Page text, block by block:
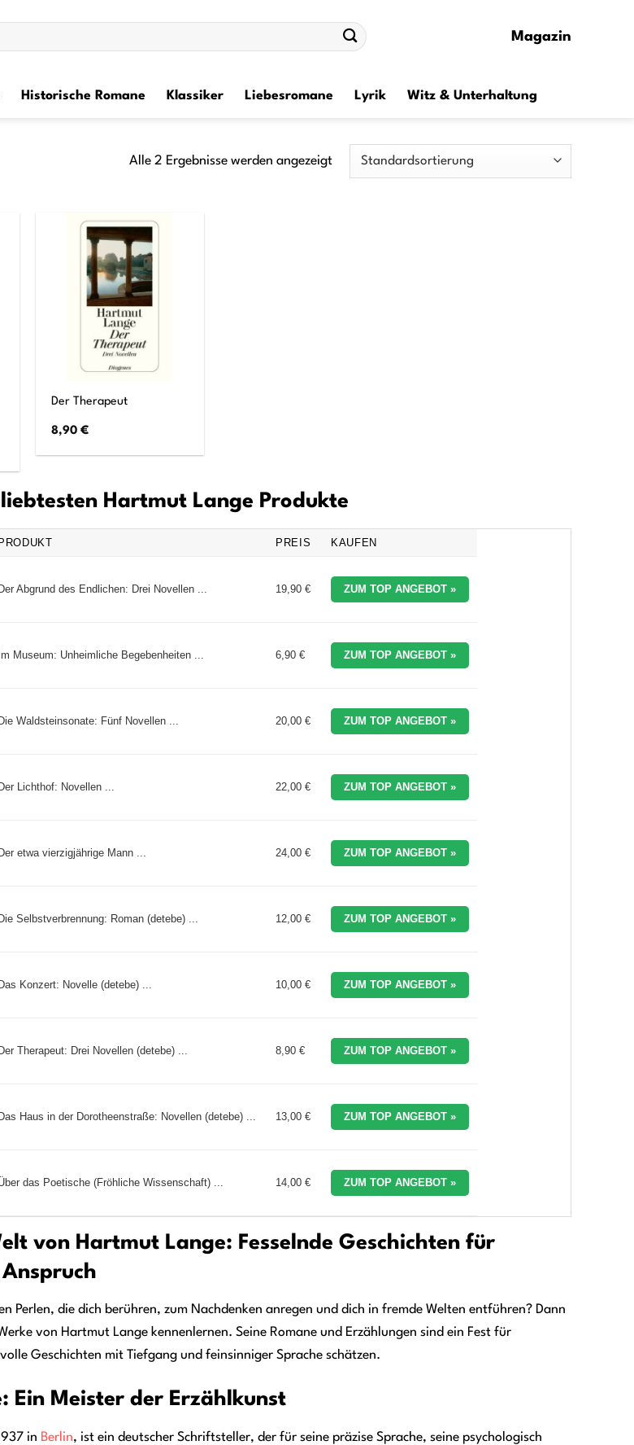
Magazin
Historische Romane Klassiker Liebesromane Lyrik Witz & Unterhaltung
Alle 2 Ergebnisse werden angezeigt
Der Therapeut
8,90€
Hartmut Lange Produkte
PREIS KAUFEN
Abgrund des Endlichen: Drei Novellen ... 19,90 € ZUM TOP ANGEBOT »
Museum: Unheimliche Begebenheiten ... 6,90 € ZUM TOP ANGEBOT »
Waldsteinsonate: Fünf Novellen ... 20,00 € ZUM TOP ANGEBOT »
Lichthof: Novellen ... 22,00 € ZUM TOP ANGEBOT »
etwa vierzigjährige Mann ... 24,00 € ZUM TOP ANGEBOT »
Selbstverbrennung: Roman (detebe) ... 12,00 € ZUM TOP ANGEBOT »
Konzert: Novelle (detebe) ... 10,00 € ZUM TOP ANGEBOT »
Therapeut: Drei Novellen (detebe) ... 8,90 € ZUM TOP ANGEBOT »
Haus in der Dorotheenstraße: Novellen (detebe) ... 13,00 € ZUM TOP ANGEBOT »
das Poetische (Fröhliche Wissenschaft) ... 14,00 € ZUM TOP ANGEBOT »
von Hartmut Lange: Fesselnde Geschichten für
Perlen, die dich berühren, zum Nachdenken anregen und dich in fremde Welten entführen? Dann
von Hartmut Lange kennenlernen. Seine Romane und Erzählungen sind ein Fest für
Geschichten mit Tiefgang und feinsinniger Sprache schätzen.
Ein Meister der Erzählkunst
in Berlin, ist ein deutscher Schriftsteller, der für seine präzise Sprache, seine psychologisch